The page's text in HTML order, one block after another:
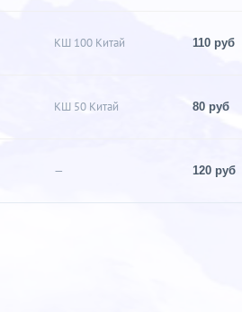
КШ 100 Китай 110 руб
КШ 50 Китай 80 руб
— 120 руб